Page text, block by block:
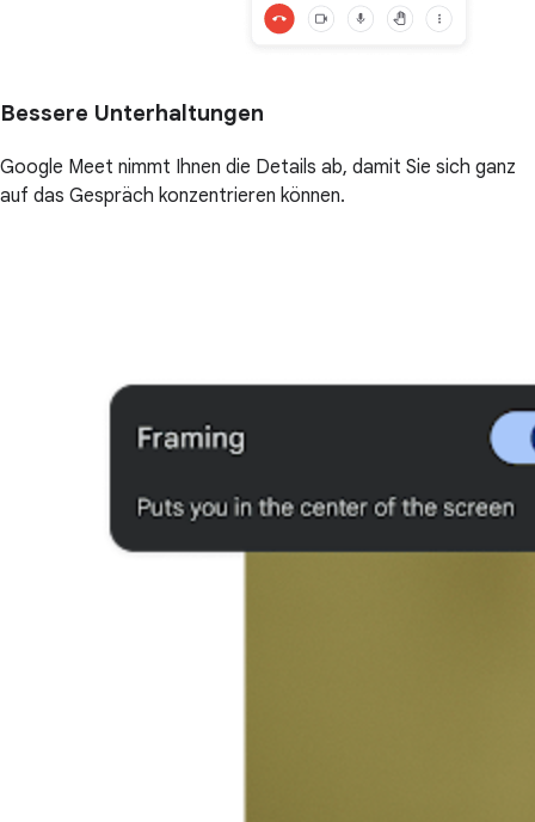
Bessere Unterhaltungen
Google Meet nimmt Ihnen die Details ab, damit Sie sich ganz
auf das Gespräch konzentrieren können.